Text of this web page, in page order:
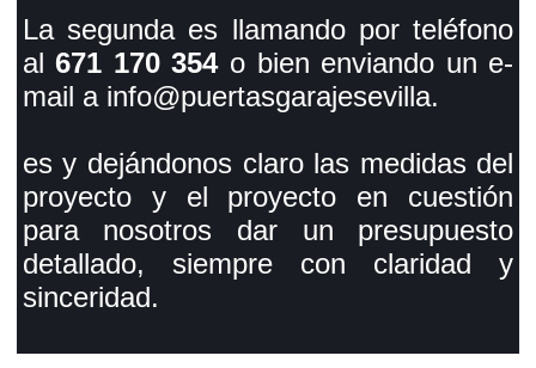
La segunda es llamando por teléfono
al671 170 354o bien enviando un e-
mail a info@puertasgarajesevilla.
es y dejándonos claro las medidas del
proyecto y el proyecto en cuestión
para nosotros dar un presupuesto
detallado, siempre con claridad y
sinceridad.